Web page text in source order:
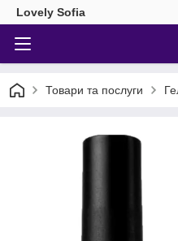
Lovely Sofia
Товари та послуги